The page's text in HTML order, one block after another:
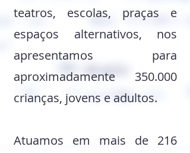
teatros, escolas, praças e
espaços alternativos, nos
apresentamos para
aproximadamente 350.000
crianças, jovens e adultos.
Atuamos em mais de 216